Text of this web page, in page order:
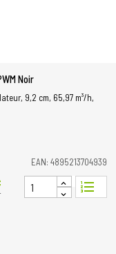
Noir
9,2 cm, 65,97 m³/h,
EAN: 4895213704939
format_list_numbered